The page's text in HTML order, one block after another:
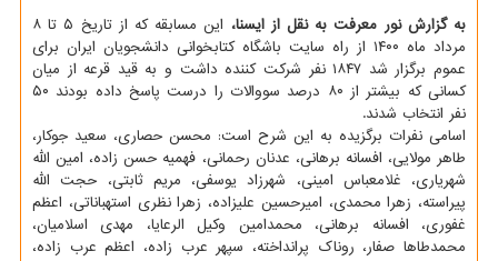
به گزارش نور معرفت به نقل از ایسنا،
این مسابقه که از تاریخ ۵ تا ۸
مرداد ماه ۱۴۰۰ از راه سایت باشگاه کتابخوانی دانشجویان ایران برای
عموم برگزار شد ۱۸۴۷ نفر شرکت کننده داشت و به قید قرعه از میان
کسانی که بیشتر از ۸۰ درصد سووالات را درست پاسخ داده بودند ۵۰
نفر انتخاب شدند.
اسامی نفرات برگزیده به این شرح است: محسن حصاری، سعید جوکار،
طاهر مولایی، افسانه برهانی، عدنان رحمانی، فهمیه حسن زاده، امین الله
شهریاری، غلامعباس امینی، شهرزاد یوسفی، مریم ثابتی، حجت الله
پیراسته، زهرا محمدی، امیرحسین علیزاده، زهرا نظری استهباناتی، اعظم
غفوری، افسانه برهانی، محمدامین وکیل الرعایا، مهدی اسلامیان،
محمدطاها صفار، روناک پرانداخته، سپهر عرب زاده، اعظم عرب زاده،